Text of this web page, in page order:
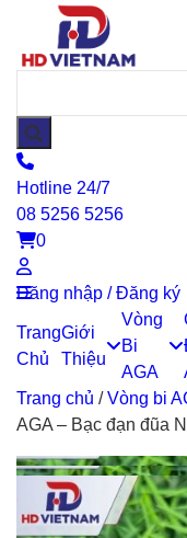
Hotline 24/7
08 5256 5256
0
Đăng nhập / Đăng ký
Trang
Chủ
Giới
Thiệu
Vòng
Bi
AGA
Trang chủ /Vòng bi
AGA – Bạc đạn đũa